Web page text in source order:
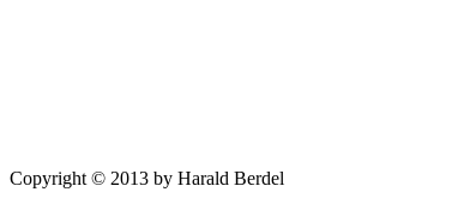
Copyright © 2013 by Harald Berdel